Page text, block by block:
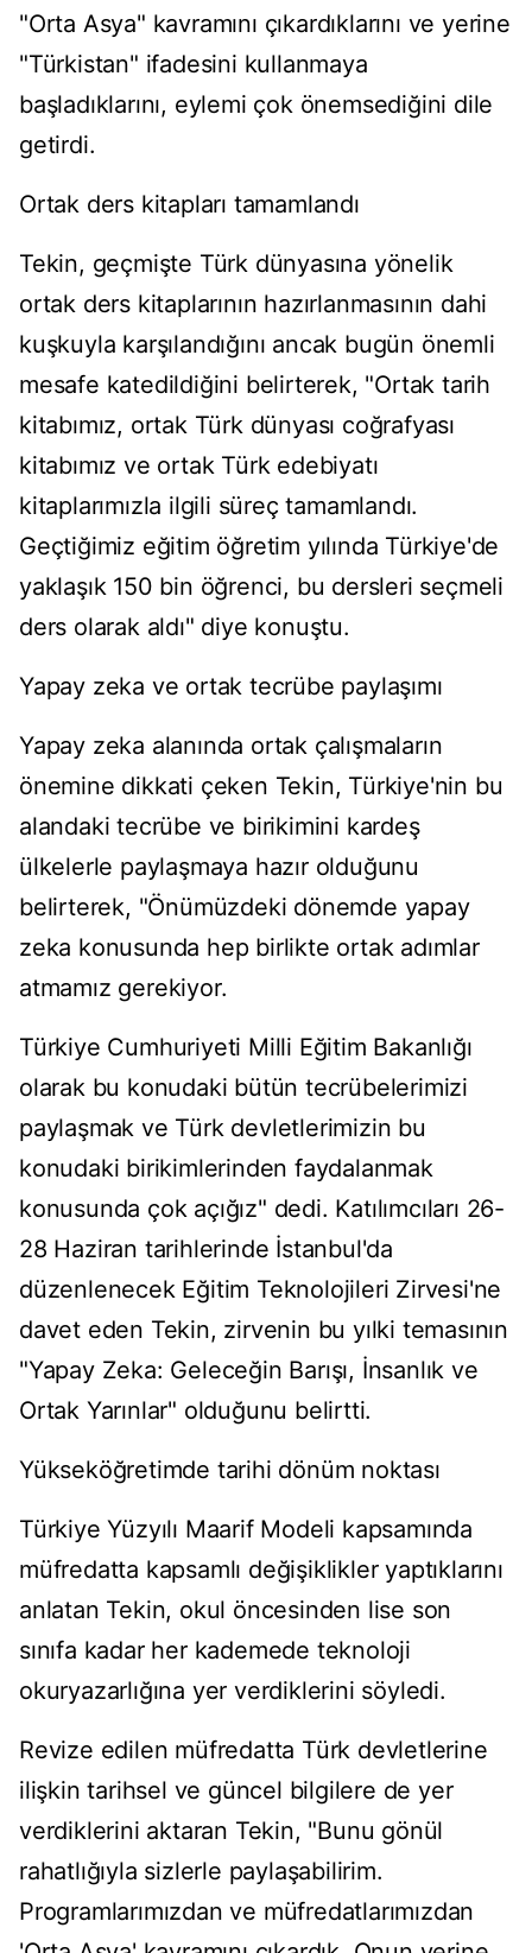
"Orta Asya" kavramını çıkardıklarını ve yerine
"Türkistan" ifadesini kullanmaya
başladıklarını, eylemi çok önemsediğini dile
getirdi.
Ortak ders kitapları tamamlandı
Tekin, geçmişte Türk dünyasına yönelik
ortak ders kitaplarının hazırlanmasının dahi
kuşkuyla karşılandığını ancak bugün önemli
mesafe katedildiğini belirterek, "Ortak tarih
kitabımız, ortak Türk dünyası coğrafyası
kitabımız ve ortak Türk edebiyatı
kitaplarımızla ilgili süreç tamamlandı.
Geçtiğimiz eğitim öğretim yılında Türkiye'de
yaklaşık 150 bin öğrenci, bu dersleri seçmeli
ders olarak aldı" diye konuştu.
Yapay zeka ve ortak tecrübe paylaşımı
Yapay zeka alanında ortak çalışmaların
önemine dikkati çeken Tekin, Türkiye'nin bu
alandaki tecrübe ve birikimini kardeş
ülkelerle paylaşmaya hazır olduğunu
belirterek, "Önümüzdeki dönemde yapay
zeka konusunda hep birlikte ortak adımlar
atmamız gerekiyor.
Türkiye Cumhuriyeti Milli Eğitim Bakanlığı
olarak bu konudaki bütün tecrübelerimizi
paylaşmak ve Türk devletlerimizin bu
konudaki birikimlerinden faydalanmak
konusunda çok açığız" dedi. Katılımcıları 26-
28 Haziran tarihlerinde İstanbul'da
düzenlenecek Eğitim Teknolojileri Zirvesi'ne
davet eden Tekin, zirvenin bu yılki temasının
"Yapay Zeka: Geleceğin Barışı, İnsanlık ve
Ortak Yarınlar" olduğunu belirtti.
Yükseköğretimde tarihi dönüm noktası
Türkiye Yüzyılı Maarif Modeli kapsamında
müfredatta kapsamlı değişiklikler yaptıklarını
anlatan Tekin, okul öncesinden lise son
sınıfa kadar her kademede teknoloji
okuryazarlığına yer verdiklerini söyledi.
Revize edilen müfredatta Türk devletlerine
ilişkin tarihsel ve güncel bilgilere de yer
verdiklerini aktaran Tekin, "Bunu gönül
rahatlığıyla sizlerle paylaşabilirim.
Programlarımızdan ve müfredatlarımızdan